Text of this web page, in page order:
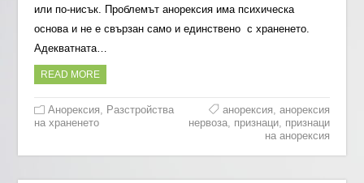
или по-нисък. Проблемът анорексия има психическа
основа и не е свързан само и единствено с храненето.
Адекватната…
READ MORE
Анорексия, Разстройства
на храненето
анорексия, анорексия
нервоза, признаци, признаци
на анорексия